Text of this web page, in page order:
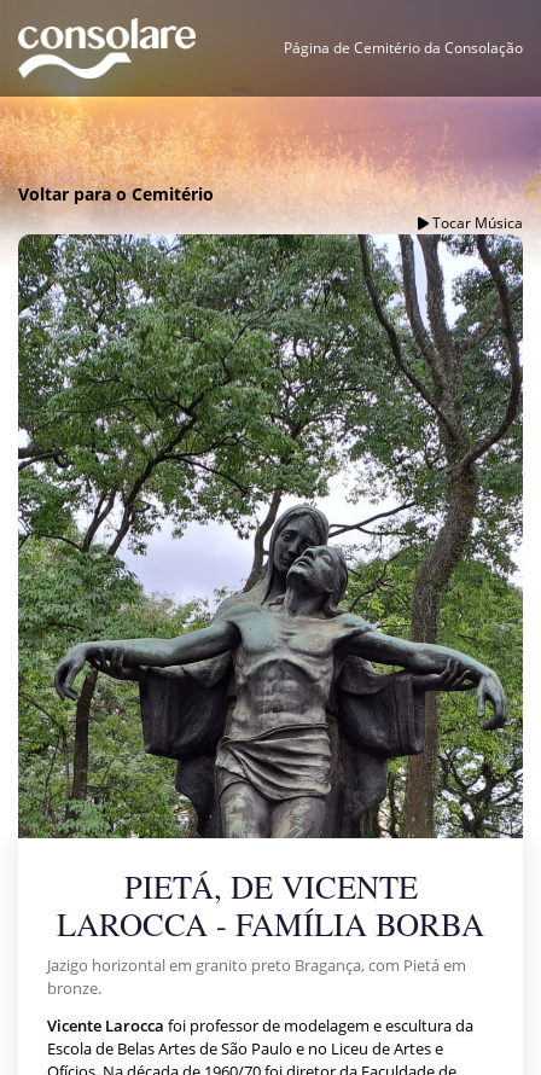
Página de Cemitério da Consolação
Voltar para o Cemitério
Tocar Música
PIETÁ, DE VICENTE
LAROCCA - FAMÍLIA BORBA
Jazigo horizontal em granito preto Bragança, com Pietá em
bronze.
Vicente Larocca foi professor de modelagem e escultura da
Escola de Belas Artes de São Paulo e no Liceu de Artes e